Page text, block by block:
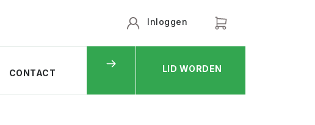
CONTACT
Inloggen
LID WORDEN